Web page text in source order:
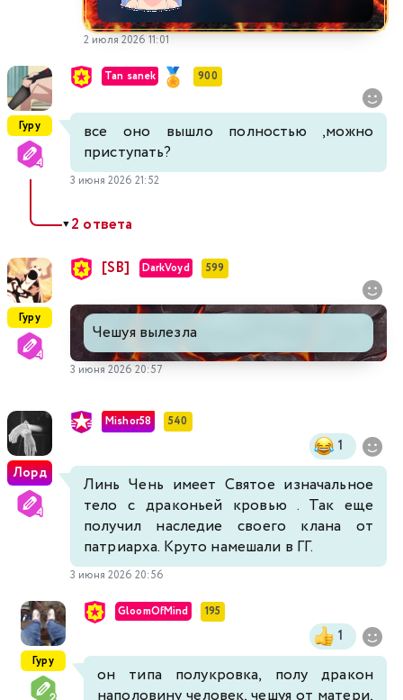
2 июля 2026 11:01
Гуру
Tan sanek 900
все оно вышло полностью ,можно
приступать?
3 июня 2026 21:52
▼2 ответа
Гуру
[SB] DarkVoyd 599
Чешуя вылезла
3 июня 2026 20:57
Лорд
Mishor58 540
1
Линь Чень имеет Святое изначальное
тело с драконьей кровью . Так еще
получил наследие своего клана от
патриарха. Круто намешали в ГГ.
3 июня 2026 20:56
Гуру
GloomOfMind 195
1
он типа полукровка, полу дракон